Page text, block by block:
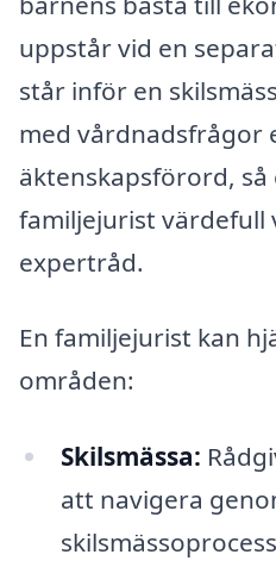
uppstår vid en
står inför en
med vårdnadsfrågor
äktenskapsförord,
familjejurist värdefull
expertråd.
En familjejurist kan
områden:
Skilsmässa:
att navigera